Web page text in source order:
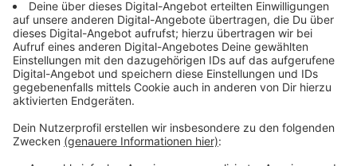
Einbrüche polizeilich bekannt sind. Einer der beiden
wurde vorläufig festgenommen, weil ein Haftbefehl
vorlag.
Anzeige